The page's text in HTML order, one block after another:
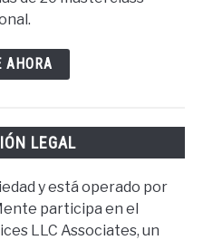
AHORA
LEGAL
y está operado por
participa en el
LLC Associates, un